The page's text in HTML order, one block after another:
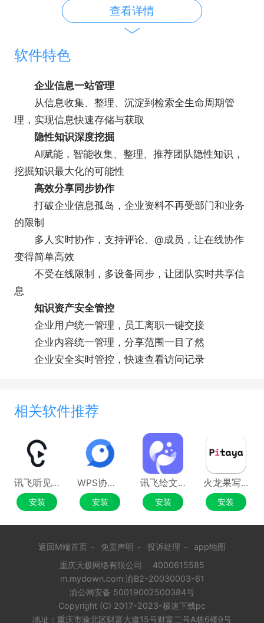
· 绑定「印象笔记」帐户后，多种形式的个⼈数
资源，轻松调⽤历史经验。
2、信息整合
· 支持各种格式的笔记，包括文字、表格、PDF、
语音、视频、office文档、图片、网页便签，结构化
呈现团队信息，业务结果一目了然。
· 一键生成笔记目录，团队资料可根据业务、项
⽬需求创建笔记链接，存储和组织团队知识
3、知识沉淀
· 多层知识库结构，团队信息一目了然
· 企业的业务流程模块化，每个模块都可以随意
调整、拖拽、自由放置。
· 根据企业业务需求，灵活定制团队模板，快速
给到团队应用
4、知识检索
查看详情
软件特色
企业信息一站管理
从信息收集、整理、沉淀到检索全生命周期管
理，实现信息快速存储与获取
隐性知识深度挖掘
AI赋能，智能收集、整理、推荐团队隐性知识，
挖掘知识最大化的可能性
高效分享同步协作
打破企业信息孤岛，企业资料不再受部门和业务
的限制
多人实时协作，支持评论、@成员，让在线协作
变得简单高效
不受在线限制，多设备同步，让团队实时共享信
息
知识资产安全管控
企业用户统一管理，员工离职一键交接
企业内容统一管理，分享范围一目了然
企业安全实时管控，快速查看访问记录
相关软件推荐
讯飞听见Mac版
安装
WPS协作Mac版
安装
讯飞绘文MAC版
安装
火龙果写作Mac版
安装
返回M端首页 - 免责声明 - 投诉处理 -
app地图
重庆天极网络有限公司
4000615585
m.mydown.com 渝B2-20030003-61
渝公网安备 50019002500384号
Copyright (C) 2017-2023-极速下载pc
地址：重庆市渝北区财富大道15号财富二号A栋6楼9号